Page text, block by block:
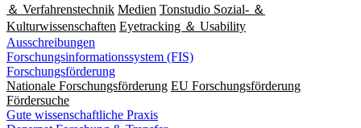
＆ Verfahrenstechnik Medien Tonstudio Sozial- ＆
Kulturwissenschaften Eyetracking ＆ Usability
Ausschreibungen
Forschungsinformationssystem (FIS)
Forschungsförderung
Nationale Forschungsförderung EU Forschungsförderung
Fördersuche
Gute wissenschaftliche Praxis